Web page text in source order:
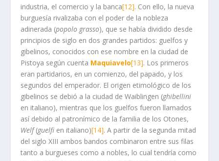
industria, el comercio y la banca[12]. Con ello, la nueva
burguesía rivalizaba con el poder de la nobleza
adinerada (popolo grasso), que se había dividido desde
principios de siglo en dos grandes partidos: guelfos y
gibelinos, conocidos con ese nombre en la ciudad de
Pistoya según cuenta Maquiavelo[13]. Los primeros
eran partidarios, en un comienzo, del papado, y los
segundos del emperador. El origen etimológico de los
gibelinos se debió a la ciudad de Waiblingen (ghibellini
en italiano), mientras que los guelfos fueron llamados
así debido al patronímico de la familia de los Otones,
Welf(guelfi en italiano)[14]. A partir de la segunda mitad
del siglo XIII ambos bandos combinaron entre sus filas
tanto a burgueses como a nobles, lo cual tendría como